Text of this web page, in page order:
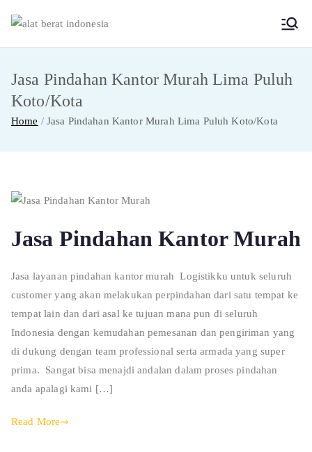
content
Alat
Berat
Indon
Jasa Sewa Alat
Jasa Pindahan Kantor Murah Lima Puluh
Koto/Kota
Home Jasa Pindahan Kantor Murah Lima Puluh Koto/Kota
Jasa Pindahan Kantor Murah
Jasa layanan pindahan kantor murah Logistikku untuk seluruh
customer yang akan melakukan perpindahan dari satu tempat ke
tempat lain dan dari asal ke tujuan mana pun di seluruh
Indonesia dengan kemudahan pemesanan dan pengiriman yang
di dukung dengan team professional serta armada yang super
prima. Sangat bisa menajdi andalan dalam proses pindahan
anda apalagi kami […]
Read More